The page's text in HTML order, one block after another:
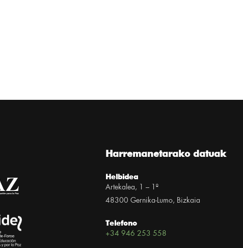
Harremanetarako datuak
Helbidea
Artekalea, 1 – 1º
48300 Gernika-Lumo, Bizkaia
Telefono
+34 946 253 558